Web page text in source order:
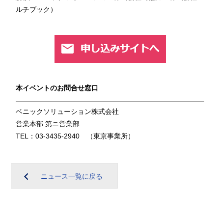
ルチブック）
本イベントのお問合せ窓口
ベニックソリューション株式会社
営業本部 第ニ営業部
TEL：03-3435-2940 （東京事業所）
ニュース一覧に戻る